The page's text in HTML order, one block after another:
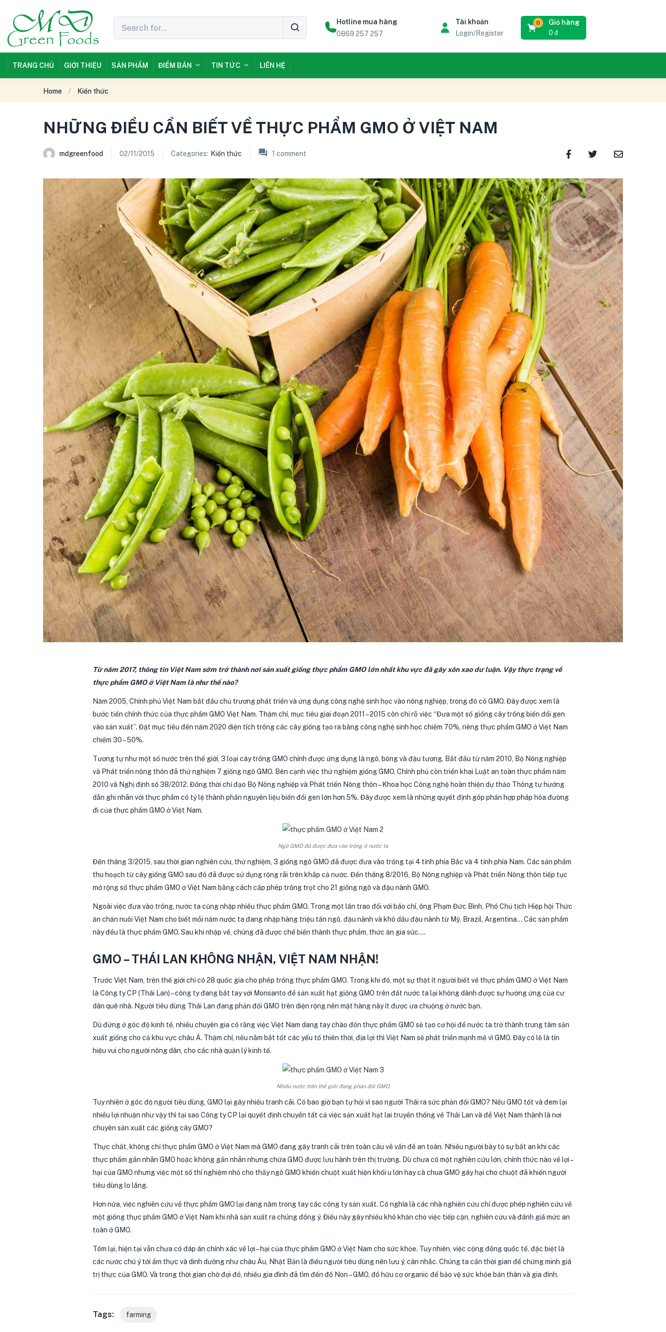
Hotline mua hàng
0869 257 257
Tài khoản
Login/Register
Giỏ hàng
0
0₫
TRANG CHỦ GIỚI THIỆU SẢN PHẨM ĐIỂM BÁN TIN TỨC LIÊN HỆ
Home Kiến thức
NHỮNG ĐIỀU CẦN BIẾT VỀ THỰC PHẨM GMO Ở VIỆT NAM
mdgreenfood 02/11/2015 Categories: Kiến thức 1 comment
Từ năm 2017, thông tin Việt Nam sớm trở thành nơi sản xuất giống thực phẩm GMO lớn nhất khu vực đã gây xôn xao dư luận. Vậy thực trạng về
thực phẩm GMO ở Việt Nam là như thế nào?
Năm 2005, Chính phủ Việt Nam bắt đầu chủ trương phát triển và ứng dụng công nghệ sinh học vào nông nghiệp, trong đó có GMO. Đây được xem là
bước tiến chính thức của thực phẩm GMO Việt Nam. Thậm chí, mục tiêu giai đoạn 2011 – 2015 còn chỉ rõ việc “Đưa một số giống cây trồng biến đổi gen
vào sản xuất”. Đặt mục tiêu đến năm 2020 diện tích trồng các cây giống tạo ra bằng công nghệ sinh học chiếm 70%, riêng thực phẩm GMO ở Việt Nam
chiếm 30 – 50%.
Tương tự như một số nước trên thế giới, 3 loại cây trồng GMO chính được ứng dụng là ngô, bông và đậu tương. Bắt đầu từ năm 2010, Bộ Nông nghiệp
và Phát triển nông thôn đã thử nghiệm 7 giống ngô GMO. Bên cạnh việc thử nghiệm giống GMO, Chính phủ còn triển khai Luật an toàn thực phẩm năm
2010 và Nghị định số 38/2012. Đồng thời chỉ đạo Bộ Nông nghiệp và Phát triển Nông thôn – Khoa học Công nghệ hoàn thiện dự thảo Thông tư hướng
dẫn ghi nhãn với thực phẩm có tỷ lệ thành phần nguyên liệu biến đổi gen lớn hơn 5%. Đây được xem là những quyết định góp phần hợp pháp hóa đường
đi của thực phẩm GMO ở Việt Nam.
Ngô GMO đã được đưa vào trông ở nước ta
Đến tháng 3/2015, sau thời gian nghiên cứu, thử nghiệm, 3 giống ngô GMO đã được đưa vào trồng tại 4 tỉnh phía Bắc và 4 tỉnh phía Nam. Các sản phẩm
thu hoạch từ cây giống GMO sau đó đã được sử dụng rộng rãi trên khắp cả nước. Đến tháng 8/2016, Bộ Nông nghiệp và Phát triển Nông thôn tiếp tục
mở rộng số thực phẩm GMO ở Việt Nam bằng cách cấp phép trồng trọt cho 21 giống ngô và đậu nành GMO.
Ngoài việc đưa vào trồng, nước ta cũng nhập nhiều thực phẩm GMO. Trong một lần trao đổi với báo chí, ông Phạm Đức Bình, Phó Chủ tịch Hiệp hội Thức
ăn chăn nuôi Việt Nam cho biết mỗi năm nước ta đang nhập hàng triệu tấn ngô, đậu nành và khô dầu đậu nành từ Mỹ, Brazil, Argentina… Các sản phẩm
này đều là thực phẩm GMO. Sau khi nhập về, chúng đã được chế biến thành thực phẩm, thức ăn gia súc….
GMO – THÁI LAN KHÔNG NHẬN, VIỆT NAM NHẬN!
Trước Việt Nam, trên thế giới chỉ có 28 quốc gia cho phép trồng thực phẩm GMO. Trong khi đó, một sự thật ít người biết về thực phẩm GMO ở Việt Nam
là Công ty CP (Thái Lan) – công ty đang bắt tay với Monsanto để sản xuất hạt giống GMO trên đất nước ta lại không dành được sự hưởng ứng của cư
dân quê nhà. Người tiêu dùng Thái Lan đang phản đối GMO trên diện rộng nên mặt hàng này ít được ưa chuộng ở nước bạn.
Dù đứng ở góc độ kinh tế, nhiều chuyên gia có rằng việc Việt Nam dang tay chào đón thực phẩm GMO sẽ tạo cơ hội để nước ta trở thành trung tâm sản
xuất giống cho cả khu vực châu Á. Thậm chí, nếu nắm bắt tốt các yếu tố thiên thời, địa lợi thì Việt Nam sẽ phát triển mạnh mẽ vì GMO. Đây có lẽ là tín
hiệu vui cho người nông dân, cho các nhà quản lý kinh tế.
Nhiều nước trên thế giới đang phản đối GMO
Tuy nhiên ở góc độ người tiêu dùng, GMO lại gây nhiều tranh cãi. Có bao giờ bạn tự hỏi vì sao người Thái ra sức phản đối GMO? Nếu GMO tốt và đem lại
nhiều lợi nhuận như vậy thì tại sao Công ty CP lại quyết định chuyển tất cả việc sản xuất hạt lai truyền thống về Thái Lan và để Việt Nam thành là nơi
chuyên sản xuất các giống cây GMO?
Thực chất, không chỉ thực phẩm GMO ở Việt Nam mà GMO đang gây tranh cãi trên toàn cầu về vấn đề an toàn. Nhiều người bày tỏ sự bất an khi các
thực phẩm gắn nhãn GMO hoặc không gắn nhãn nhưng chứa GMO được lưu hành trên thị trường. Dù chưa có một nghiên cứu lớn, chính thức nào về lợi –
hại của GMO nhưng việc một số thí nghiệm nhỏ cho thấy ngô GMO khiến chuột xuất hiện khối u lớn hay cà chua GMO gây hại cho chuột đã khiến người
tiêu dùng lo lắng.
Hơn nữa, việc nghiên cứu về thực phẩm GMO lại đang nằm trong tay các công ty sản xuất. Có nghĩa là các nhà nghiên cứu chỉ được phép nghiên cứu về
một giống thực phẩm GMO ở Việt Nam khi nhà sản xuất ra chúng đồng ý. Điều này gây nhiều khó khăn cho việc tiếp cận, nghiên cứu và đánh giá mức an
toàn ở GMO.
Tóm lại, hiện tại vẫn chưa có đáp án chính xác về lợi – hại của thực phẩm GMO ở Việt Nam cho sức khỏe. Tuy nhiên, việc cộng đồng quốc tế, đặc biệt là
các nước chú ý tới ẩm thực và dinh dưỡng như châu Âu, Nhật Bản là điều người tiêu dùng nên lưu ý, cân nhắc. Chúng ta cần thời gian để chứng minh giá
trị thực của GMO. Và trong thời gian chờ đợi đó, nhiều gia đình đã tìm đến đồ Non – GMO, đồ hữu cơ organic để bảo vệ sức khỏe bản thân và gia đình.
Tags: farming